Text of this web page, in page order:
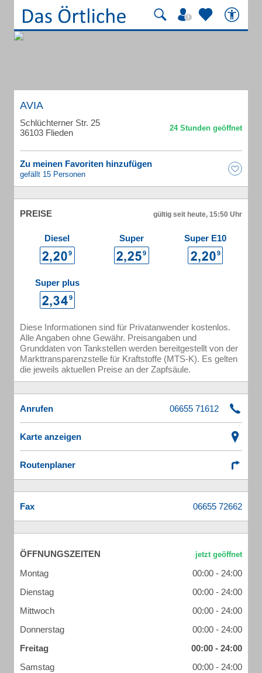
AVIA
Schlüchterner Str. 25
36103 Flieden
Zu meinen Favoriten hinzufügen
gefällt 15 Personen
PREISE gültig seit heute, 15:50 Uhr
Diesel Super Super E10
Super plus
Diese Informationen sind für Privatanwender kostenlos.
Alle Angaben ohne Gewähr. Preisangaben und
Grunddaten von Tankstellen werden bereitgestellt von der
Markttransparenzstelle für Kraftstoffe (MTS-K). Es gelten
die jeweils aktuellen Preise an der Zapfsäule.
Anrufen
Karte anzeigen
Routenplaner
Fax
ÖFFNUNGSZEITEN
Montag
00:00 - 24:00
Dienstag
00:00 - 24:00
Mittwoch
00:00 - 24:00
Donnerstag
00:00 - 24:00
Freitag
00:00 - 24:00
Samstag
00:00 - 24:00